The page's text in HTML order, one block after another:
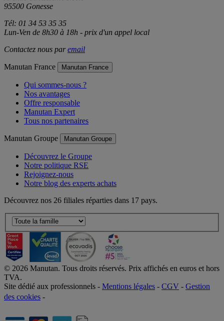
95500 Gonesse
Tél: 01 34 53 35 35
Lun-Ven de 8h30 à 18h - prix d'un appel local
Contactez nous paremail
Manutan France Manutan France
Qui sommes-nous ?
Nos avantages
Offre responsable
Manutan Expert
Tous nos partenaires
Manutan Groupe Manutan Groupe
Découvrez le Groupe
Notre politique RSE
Rejoignez-nous
Notre blog des experts achats
Découvrez nos 26 filiales réparties dans 17 pays.
© 2026 Manutan. Tous droits réservés. Prix affichés en euros et hors
TVA.
Site dédié aux professionnels - Mentions légales - CGV - Gestion
des cookies -